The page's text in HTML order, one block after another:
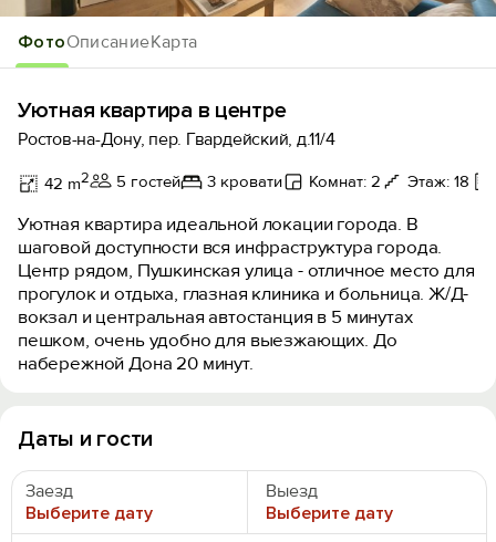
ФотоОписаниеКарта
Уютная квартира в центре
Ростов-на-Дону, пер. Гвардейский, д.11/4
42 m2 5 гостей 3 кровати Комнат: 2 Этаж: 18
Уютная квартира идеальной локации города. В
шаговой доступности вся инфраструктура города.
Центр рядом, Пушкинская улица - отличное место для
прогулок и отдыха, глазная клиника и больница. Ж/Д-
вокзал и центральная автостанция в 5 минутах
пешком, очень удобно для выезжающих. До
набережной Дона 20 минут.
Даты и гости
Заезд
Выберите дату
Выезд
Выберите дату